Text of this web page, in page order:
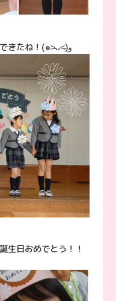
ドキドキしたけど大きな声で発表できたね！(๑˃̵ᴗ˂̵)و
生日おめでとう！！